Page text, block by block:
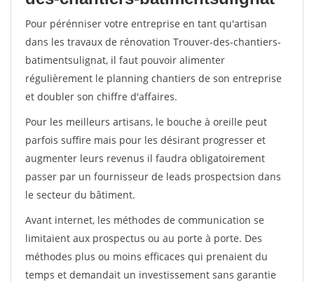
Pour pérénniser votre entreprise en tant qu'artisan
dans les travaux de rénovation Trouver-des-chantiers-
batimentsulignat, il faut pouvoir alimenter
régulièrement le planning chantiers de son entreprise
et doubler son chiffre d'affaires.
Pour les meilleurs artisans, le bouche à oreille peut
parfois suffire mais pour les désirant progresser et
augmenter leurs revenus il faudra obligatoirement
passer par un fournisseur de leads prospectsion dans
le secteur du bâtiment.
Avant internet, les méthodes de communication se
limitaient aux prospectus ou au porte à porte. Des
méthodes plus ou moins efficaces qui prenaient du
temps et demandait un investissement sans garantie